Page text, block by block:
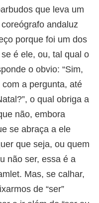
que leva um
andaluz
porque foi um dos
é ele, ou, tal qual o
o obvio: “Sim,
a pergunta, até
o qual obriga a
não, embora
se abraça a ele
que seja, ou quem
não ser, essa é a
Mas, se calhar,
de “ser”